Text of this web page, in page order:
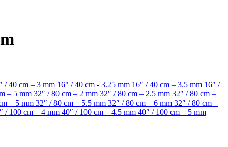
/ 40 cm – 3 mm 16" / 40 cm - 3.25 mm 16″ / 40 cm – 3.5 mm 16″ /
– 5 mm 32″ / 80 cm – 2 mm 32″ / 80 cm – 2.5 mm 32″ / 80 cm –
– 5 mm 32″ / 80 cm – 5.5 mm 32″ / 80 cm – 6 mm 32″ / 80 cm –
/ 100 cm – 4 mm 40″ / 100 cm – 4.5 mm 40″ / 100 cm – 5 mm